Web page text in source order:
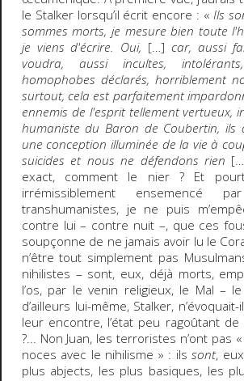
le Stalker lorsqu’il écrit encore : « Ils
sommes morts, je mesure bien toute
je viens d'écrire. Oui, […] car, aussi
voudra, aussi incultes, intolérants,
homophobes déclarés, horriblement
surtout, cela est parfaitement
ennemis de l'esprit tellement vertueux,
humaniste du Baron de Coubertin, ils
une conception illuminée de la vie à
suicides et nous ne défendons rien
exact, comment le nier ? Et
irrémissiblement ensemencé
transhumanistes, je ne puis
contre lui – contre nuit –, que ces
soupçonne de ne jamais avoir lu le
n’être tout simplement pas
nihilistes – sont, eux, déjà morts,
l’os, par le venin religieux, le Mal –
d’ailleurs lui-même, Stalker,
leur encontre, l’état peu ragoûtant de
?... Non Juan, les terroristes n’ont pas
noces avec le nihilisme » : ilssont,
plus abjects, les plus basiques, les